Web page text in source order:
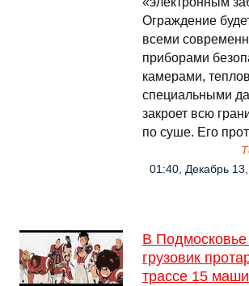
Ограждение
всеми
приборами
камерами,
специальными
закроет всю
по суше. Его
01:40, Декабрь
В
грузовик
трассе 15